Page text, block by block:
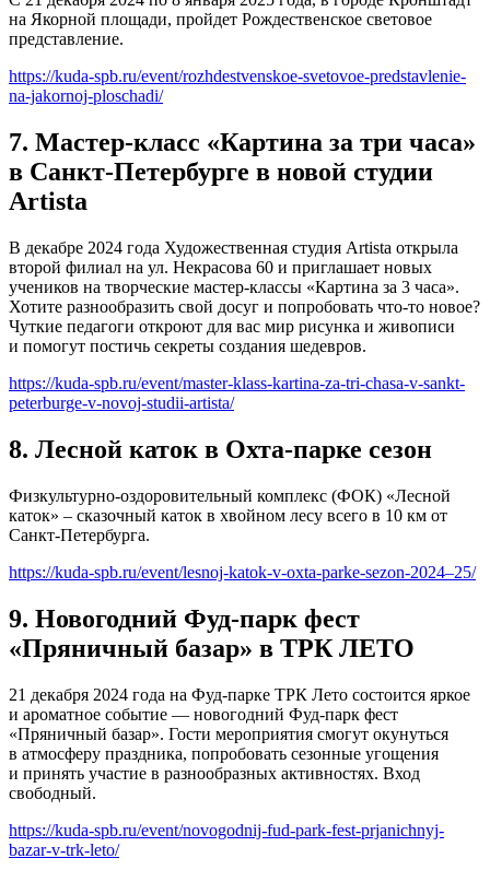
на Якорной площади, пройдет Рождественское световое
представление.
https://kuda-spb.ru/event/rozhdestvenskoe-svetovoe-predstavlenie-
na-jakornoj-ploschadi/
7. Мастер-класс «Картина за три часа»
в Санкт-Петербурге в новой студии
Artista
В декабре 2024 года Художественная студия Artista открыла
второй филиал на ул. Некрасова 60 и приглашает новых
учеников на творческие мастер-классы «Картина за 3 часа».
Хотите разнообразить свой досуг и попробовать что-то новое?
Чуткие педагоги откроют для вас мир рисунка и живописи
и помогут постичь секреты создания шедевров.
https://kuda-spb.ru/event/master-klass-kartina-za-tri-chasa-v-sankt-
peterburge-v-novoj-studii-artista/
8. Лесной каток в Охта-парке сезон
Физкультурно-оздоровительный комплекс (ФОК) «Лесной
каток» – сказочный каток в хвойном лесу всего в 10 км от
Санкт-Петербурга.
https://kuda-spb.ru/event/lesnoj-katok-v-oxta-parke-sezon-2024–25/
9. Новогодний Фуд-парк фест
«Пряничный базар» в ТРК ЛЕТО
21 декабря 2024 года на Фуд-парке ТРК Лето состоится яркое
и ароматное событие — новогодний Фуд-парк фест
«Пряничный базар». Гости мероприятия смогут окунуться
в атмосферу праздника, попробовать сезонные угощения
и принять участие в разнообразных активностях. Вход
свободный.
https://kuda-spb.ru/event/novogodnij-fud-park-fest-prjanichnyj-
bazar-v-trk-leto/